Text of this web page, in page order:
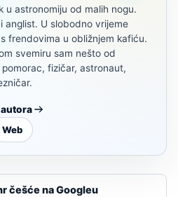
u astronomiju od malih nogu.
anglist. U slobodno vrijeme
frendovima u obližnjem kafiću.
svemiru sam nešto od
fizičar, astronaut,
Web
češće na Googleu